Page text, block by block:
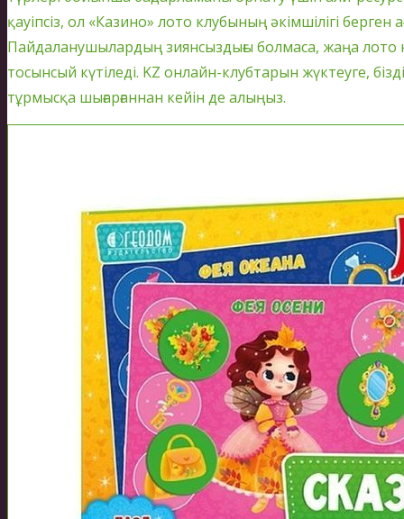
қауіпсіз, ол «Казино» лото клубының әкімшілігі берген
Пайдаланушылардың зиянсыздығы болмаса, жаңа лото
тосынсый күтіледі. KZ онлайн-клубтарын жүктеуге,
тұрмысқа шығарғаннан кейін де алыңыз.